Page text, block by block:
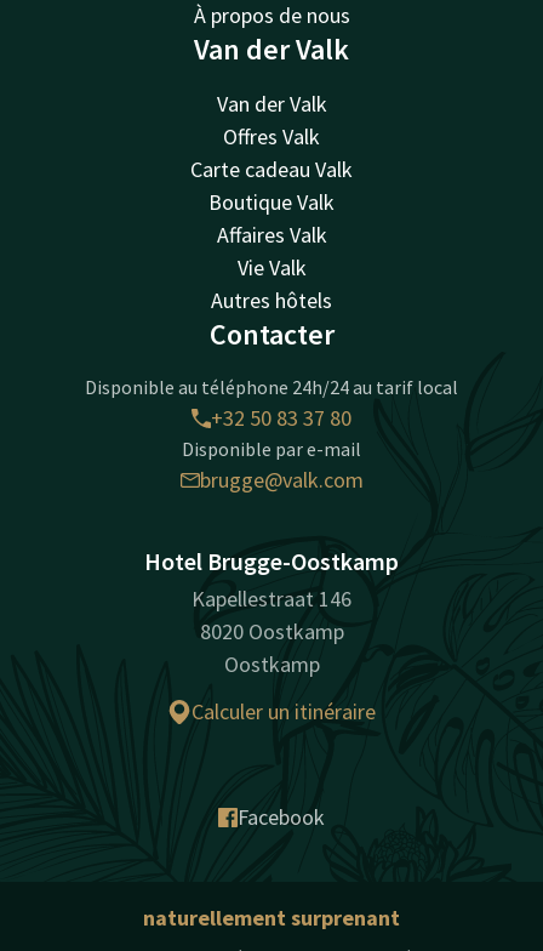
À propos de nous
Van der Valk
Van der Valk
Offres Valk
Carte cadeau Valk
Boutique Valk
Affaires Valk
Vie Valk
Autres hôtels
Contacter
Disponible au téléphone 24h/24 au tarif local
+32 50 83 37 80
Disponible par e-mail
brugge@valk.com
Hotel Brugge-Oostkamp
Kapellestraat 146
8020 Oostkamp
Oostkamp
Calculer un itinéraire
Facebook
naturellement surprenant